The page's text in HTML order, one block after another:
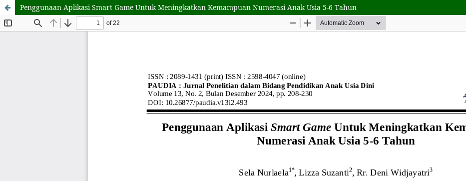
Penggunaan Aplikasi Smart Game Untuk Meningkatkan Kemampuan Numerasi Anak Usia 5-6 Tahun